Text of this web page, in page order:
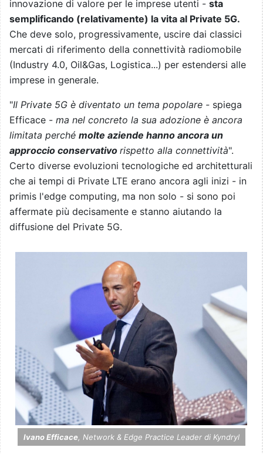
innovazione di valore per le imprese utenti - sta
semplificando (relativamente) la vita al Private 5G.
Che deve solo, progressivamente, uscire dai classici
mercati di riferimento della connettività radiomobile
(Industry 4.0, Oil&Gas, Logistica...) per estendersi alle
imprese in generale.
"Il Private 5G è diventato un tema popolare - spiega
Efficace - ma nel concreto la sua adozione è ancora
limitata perché molte aziende hanno ancora un
approccio conservativo rispetto alla connettività".
Certo diverse evoluzioni tecnologiche ed architetturali
che ai tempi di Private LTE erano ancora agli inizi - in
primis l'edge computing, ma non solo - si sono poi
affermate più decisamente e stanno aiutando la
diffusione del Private 5G.
Ivano Efficace, Network & Edge Practice Leader di Kyndryl